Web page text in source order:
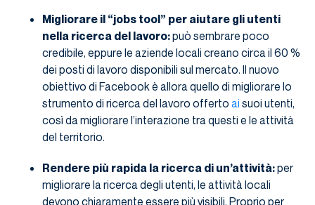
Migliorare il “jobs tool” per aiutare gli utenti
nella ricerca del lavoro:può sembrare poco
credibile, eppure le aziende locali creano circa il 60 %
dei posti di lavoro disponibili sul mercato. Il nuovo
obiettivo di Facebook è allora quello di migliorare lo
strumento di ricerca del lavoro offerto ai suoi utenti,
così da migliorare l’interazione tra questi e le attività
del territorio.
Rendere più rapida la ricerca di un’attività:per
migliorare la ricerca degli utenti, le attività locali
devono chiaramente essere più visibili. Proprio per